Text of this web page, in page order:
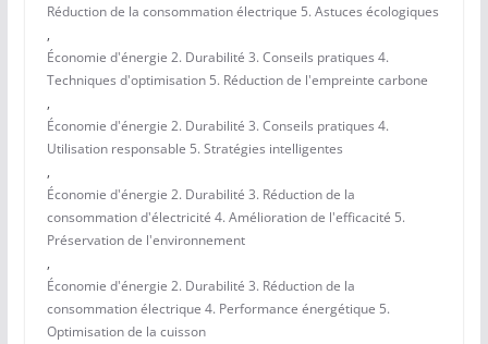
Réduction de la consommation électrique 5. Astuces écologiques
,
Économie d'énergie 2. Durabilité 3. Conseils pratiques 4.
Techniques d'optimisation 5. Réduction de l'empreinte carbone
,
Économie d'énergie 2. Durabilité 3. Conseils pratiques 4.
Utilisation responsable 5. Stratégies intelligentes
,
Économie d'énergie 2. Durabilité 3. Réduction de la
consommation d'électricité 4. Amélioration de l'efficacité 5.
Préservation de l'environnement
,
Économie d'énergie 2. Durabilité 3. Réduction de la
consommation électrique 4. Performance énergétique 5.
Optimisation de la cuisson